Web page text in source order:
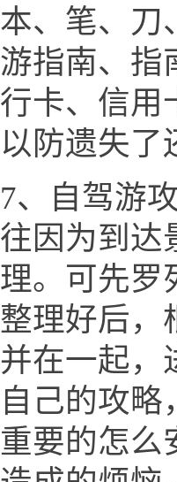
本、笔、刀
游指南、指
行卡、信用
以防遗失了
7、自驾游
往因为到达
理。可先罗
整理好后，
并在一起，
自己的攻
重要的怎么